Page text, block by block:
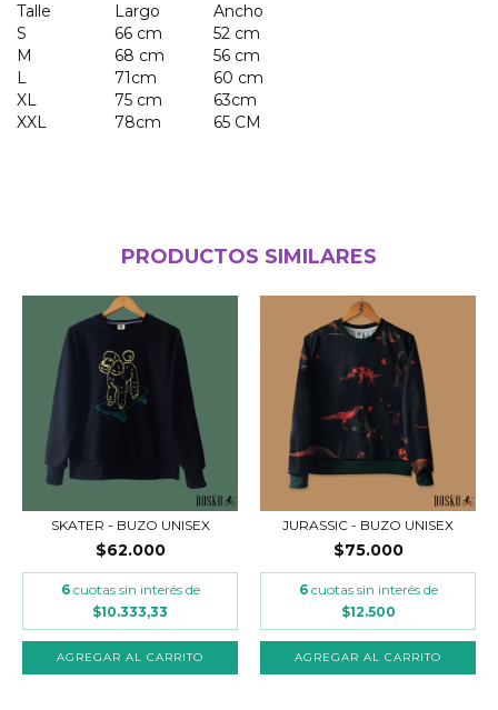
Talle Largo
Ancho
S
66 cm
52 cm
M
68 cm
56 cm
L
71cm
60 cm
XL
75 cm
63cm
XXL
78cm 65 CM
PRODUCTOS SIMILARES
SKATER - BUZO UNISEX
$62.000
6 cuotas sin interés de
$10.333,33
AGREGAR AL CARRITO
JURASSIC - BUZO UNISEX
$75.000
6 cuotas sin interés de
$12.500
AGREGAR AL CARRITO